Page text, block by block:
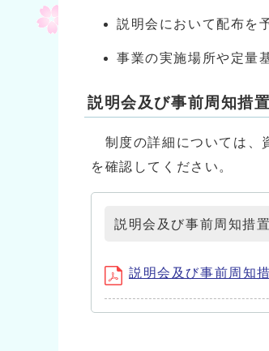
説明会において配布を
事業の実施場所や定量
説明会及び事前周知措
制度の詳細については、
を確認してください。
説明会及び事前周知措
説明会及び事前周知